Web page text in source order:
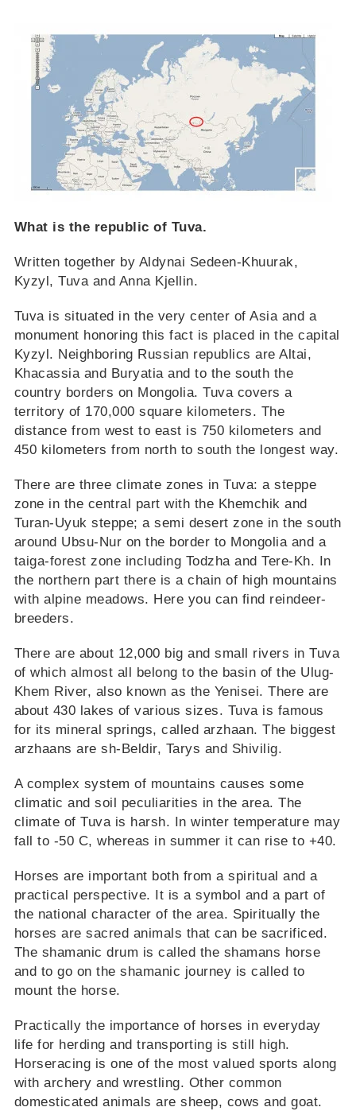
What is the republic of Tuva.
Written together by Aldynai Sedeen-Khuurak,
Kyzyl, Tuva and Anna Kjellin.
Tuva is situated in the very center of Asia and a
monument honoring this fact is placed in the capital
Kyzyl. Neighboring Russian republics are Altai,
Khacassia and Buryatia and to the south the
country borders on Mongolia. Tuva covers a
territory of 170,000 square kilometers. The
distance from west to east is 750 kilometers and
450 kilometers from north to south the longest way.
There are three climate zones in Tuva: a steppe
zone in the central part with the Khemchik and
Turan-Uyuk steppe; a semi desert zone in the south
around Ubsu-Nur on the border to Mongolia and a
taiga-forest zone including Todzha and Tere-Kh. In
the northern part there is a chain of high mountains
with alpine meadows. Here you can find reindeer-
breeders.
There are about 12,000 big and small rivers in Tuva
of which almost all belong to the basin of the Ulug-
Khem River, also known as the Yenisei. There are
about 430 lakes of various sizes. Tuva is famous
for its mineral springs, called arzhaan. The biggest
arzhaans are sh-Beldir, Tarys and Shivilig.
A complex system of mountains causes some
climatic and soil peculiarities in the area. The
climate of Tuva is harsh. In winter temperature may
fall to -50 C, whereas in summer it can rise to +40.
Horses are important both from a spiritual and a
practical perspective. It is a symbol and a part of
the national character of the area. Spiritually the
horses are sacred animals that can be sacrificed.
The shamanic drum is called the shamans horse
and to go on the shamanic journey is called to
mount the horse.
Practically the importance of horses in everyday
life for herding and transporting is still high.
Horseracing is one of the most valued sports along
with archery and wrestling. Other common
domesticated animals are sheep, cows and goat.